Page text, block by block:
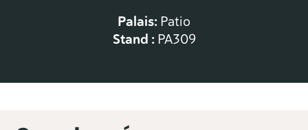
Palais: Patio
Stand : PA309